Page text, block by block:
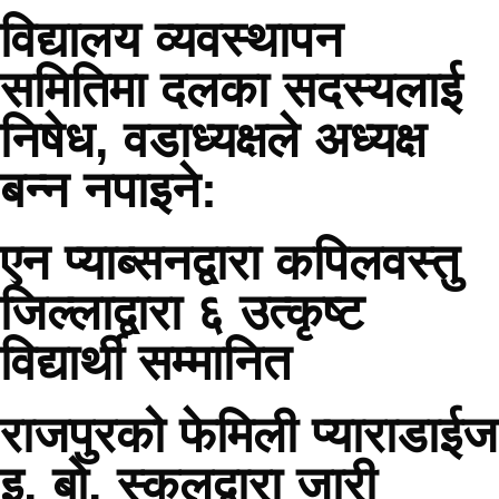
विद्यालय व्यवस्थापन
समितिमा दलका सदस्यलाई
निषेध, वडाध्यक्षले अध्यक्ष
बन्न नपाइने:
एन प्याब्सनद्वारा कपिलवस्तु
जिल्लाद्वारा ६ उत्कृष्ट
विद्यार्थी सम्मानित
राजपुरको फेमिली प्याराडाईज
इ. बो. स्कुलद्वारा जारी